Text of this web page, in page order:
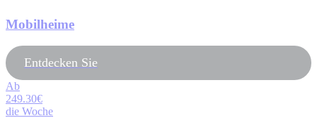
Mobilheime
Entdecken Sie
Ab
249.30€
die Woche